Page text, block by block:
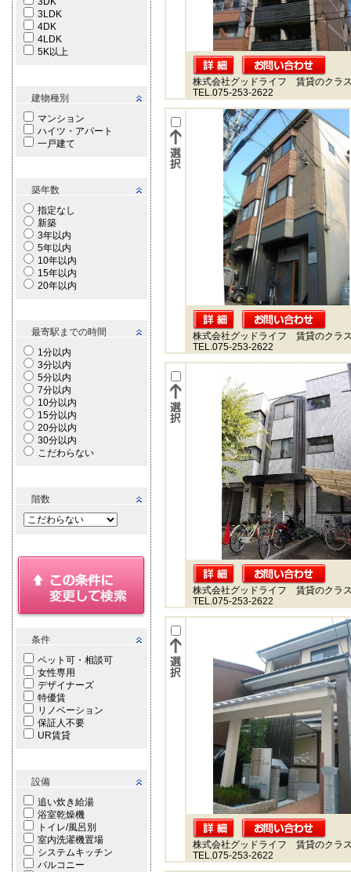
3LDK
4DK
4LDK
5K以上
建物種別
マンション
ハイツ・アパート
一戸建て
築年数
指定なし
新築
3年以内
5年以内
10年以内
15年以内
20年以内
最寄駅までの時間
1分以内
3分以内
5分以内
7分以内
10分以内
15分以内
20分以内
30分以内
こだわらない
階数
条件
ペット可・相談可
女性専用
デザイナーズ
特優賃
リノベーション
保証人不要
UR賃貸
設備
追い炊き給湯
浴室乾燥機
トイレ/風呂別
室内洗濯機置場
システムキッチン
バルコニー
株式会社グッドライフ 賃貸のクラ
TEL.075-253-2622
株式会社グッドライフ 賃貸のクラ
TEL.075-253-2622
株式会社グッドライフ 賃貸のクラ
TEL.075-253-2622
株式会社グッドライフ 賃貸のクラ
TEL.075-253-2622